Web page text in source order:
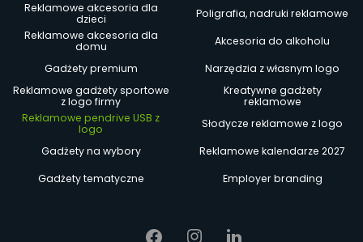
Reklamowe akcesoria dla
dzieci
Poligrafia, nadruki reklamowe
Reklamowe akcesoria dla
domu
Akcesoria do alkoholu
Gadżety premium
Narzędzia z własnym logo
Reklamowe gadżety sportowe
z logo firmy
Kreatywne gadżety
reklamowe
Reklamowe pendrive USB z
logo
Słodycze reklamowe z logo
Gadżety na wybory
Reklamowe kalendarze 2027
Gadżety tematyczne
Employer branding